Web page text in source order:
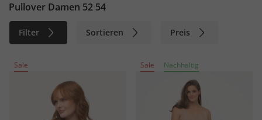
Pullover Damen 52 54
Filter Sortieren Preis
Sale Sale Nachhaltig